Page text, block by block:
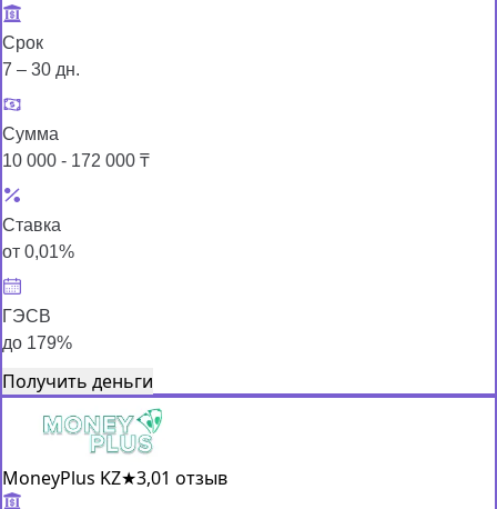
Срок
7 – 30 дн.
Сумма
10 000 - 172 000 ₸
Ставка
от 0,01%
ГЭСВ
до 179%
Получить деньги
MoneyPlus KZ★3,01 отзыв